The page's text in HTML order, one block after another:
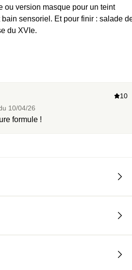
ou version masque pour un teint
sensoriel. Et pour finir : salade
du XVIe.
10/04/26
10
formule !